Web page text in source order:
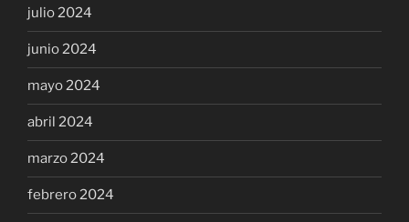
julio 2024
junio 2024
mayo 2024
abril 2024
marzo 2024
febrero 2024